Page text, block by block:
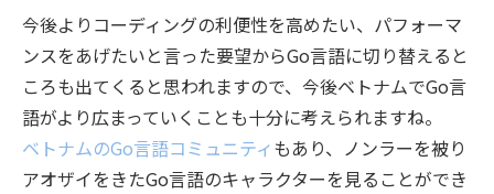
今後よりコーディングの利便性を高めたい、パフォーマ
ンスをあげたいと言った要望からGo言語に切り替えると
ころも出てくると思われますので、今後ベトナムでGo言
語がより広まっていくことも十分に考えられますね。
ベトナムのGo言語コミュニティもあり、 ノンラーを被り
アオザイをきたGo言語のキャラクターを見ることができ